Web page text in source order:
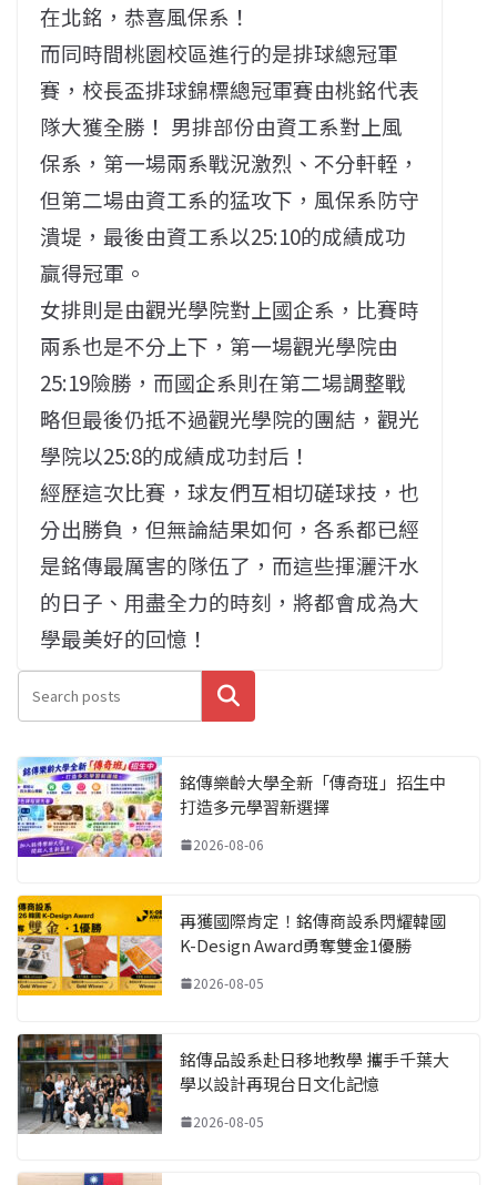
在北銘，恭喜風保系！
而同時間桃園校區進行的是排球總冠軍
賽，校長盃排球錦標總冠軍賽由桃銘代表
隊大獲全勝！ 男排部份由資工系對上風
保系，第一場兩系戰況激烈、不分軒輊，
但第二場由資工系的猛攻下，風保系防守
潰堤，最後由資工系以25:10的成績成功
贏得冠軍。
女排則是由觀光學院對上國企系，比賽時
兩系也是不分上下，第一場觀光學院由
25:19險勝，而國企系則在第二場調整戰
略但最後仍抵不過觀光學院的團結，觀光
學院以25:8的成績成功封后！
經歷這次比賽，球友們互相切磋球技，也
分出勝負，但無論結果如何，各系都已經
是銘傳最厲害的隊伍了，而這些揮灑汗水
的日子、用盡全力的時刻，將都會成為大
學最美好的回憶！
搜尋
銘傳樂齡大學全新「傳奇班」招生中
打造多元學習新選擇
2026-08-06
再獲國際肯定！銘傳商設系閃耀韓國
K-Design Award勇奪雙金1優勝
2026-08-05
銘傳品設系赴日移地教學 攜手千葉大
學以設計再現台日文化記憶
2026-08-05